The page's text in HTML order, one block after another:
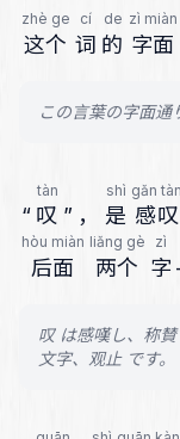
zhè ge
这个
cí
词
de
的
zì miàn
字面
この言葉の字面通
“
tàn
叹 ” ，
shì
是
gǎn tàn
感叹
hòu miàn
后面
liǎng gè
两个
zì
字
叹 は感嘆し、称
文字、观止 です。